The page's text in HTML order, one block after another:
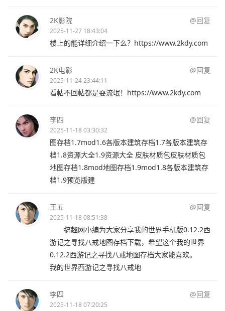
2K影院 @回复
2025-11-27 18:43:04
楼上的能详细介绍一下么？https://www.2kdy.com
2K电影 @回复
2025-11-24 23:44:11
看帖不回帖都是耍流氓！https://www.2kdy.com
李四 @回复
2025-11-18 03:30:32
图存档1.7mod1.6各版本建筑存档1.7各版本建筑存
档1.8资源大全1.9资源大全 皮肤材质包皮肤材质包
地图存档1.8mod地图存档1.9mod1.8各版本建筑存
档1.9预览版建
王五 @回复
2025-11-18 08:51:38
搞趣网小编为大家分享我的世界手机版0.12.2西
游记之寻找八戒地图存档下载，希望这个我的世界
0.12.2西游记之寻找八戒地图存档大家能喜欢。
我的世界西游记之寻找八戒地
李四 @回复
2025-11-18 07:20:25